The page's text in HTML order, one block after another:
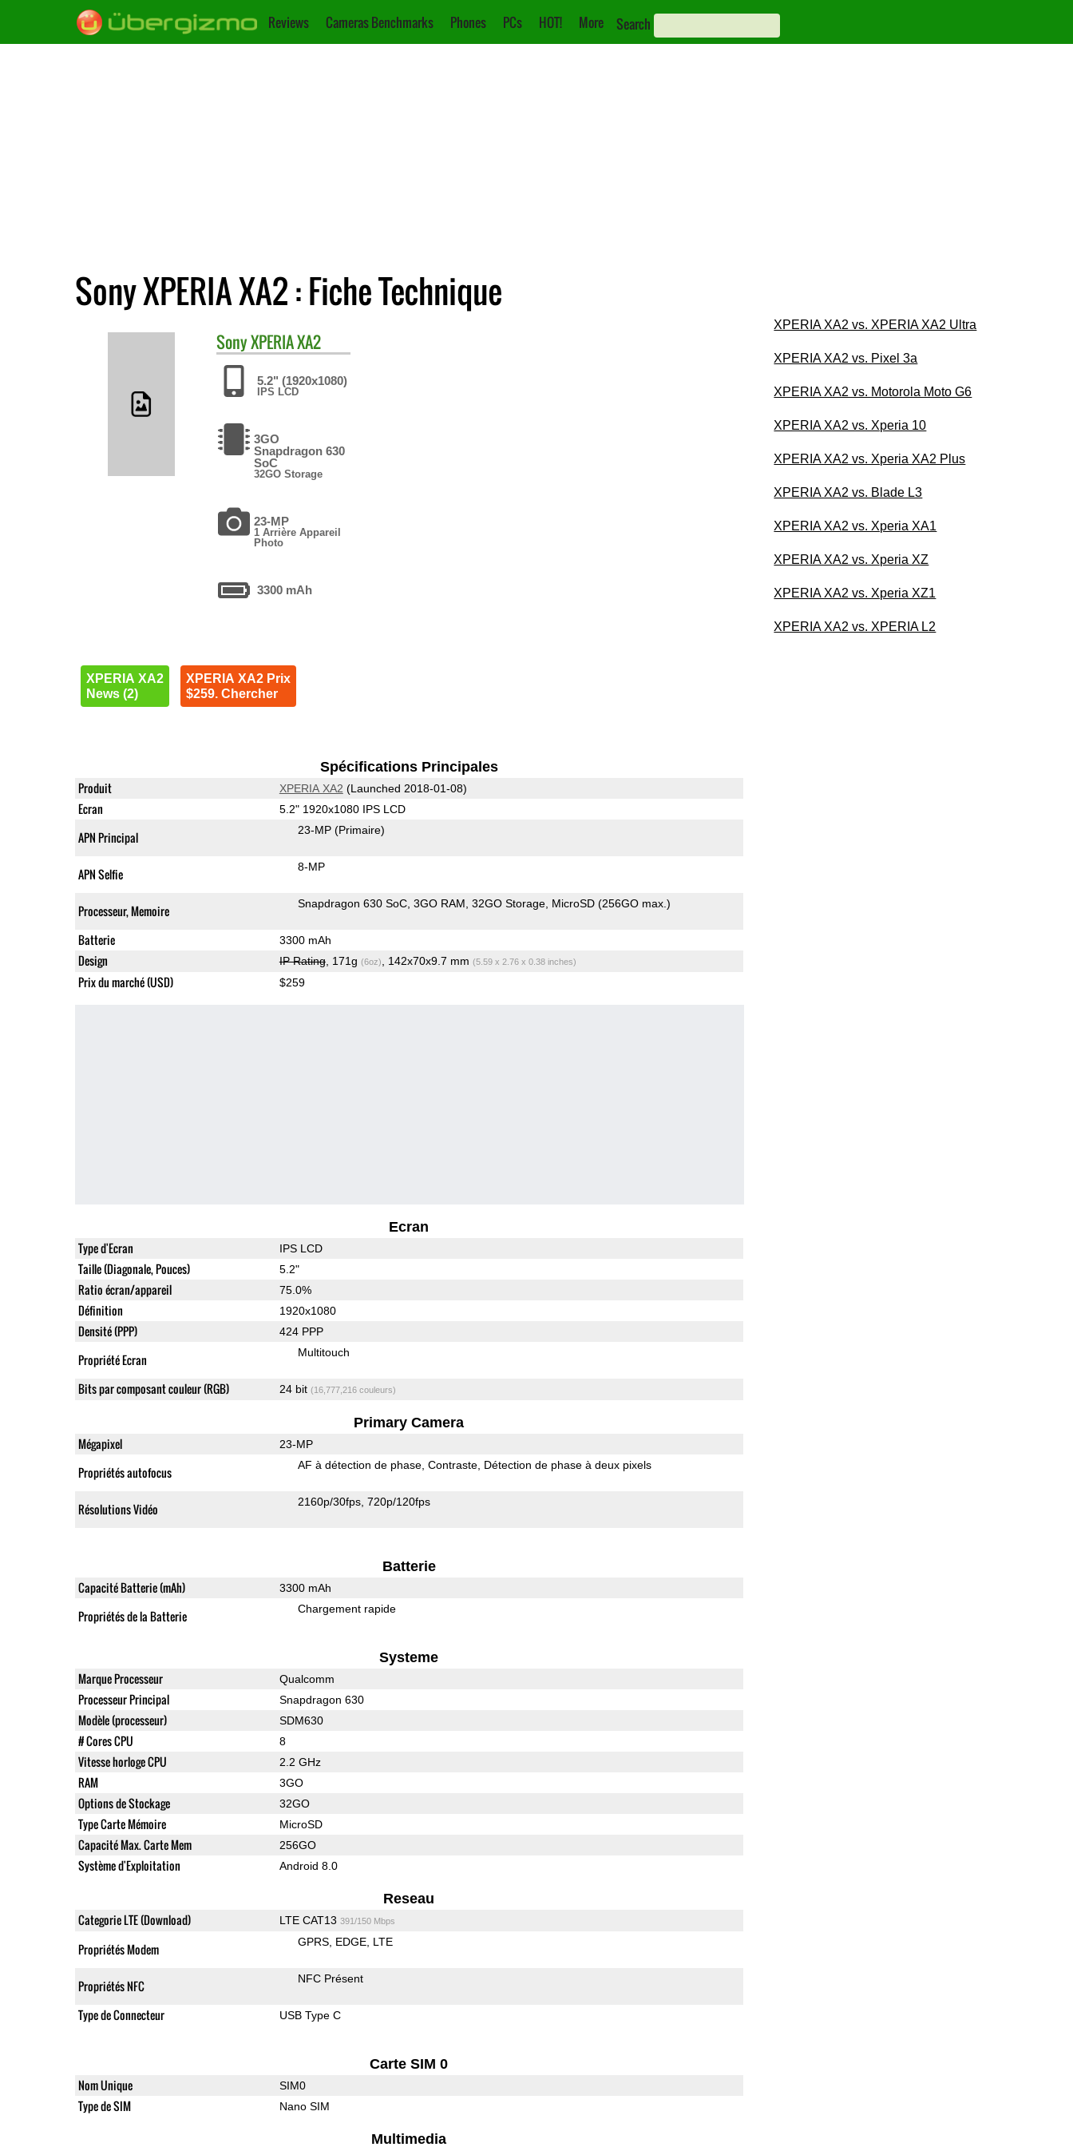
Reviews Cameras Benchmarks Phones PCs HOT! More Search
Sony XPERIA XA2 : Fiche Technique
SonyXPERIA XA2
5.2" (1920x1080)
IPS LCD
3GO
Snapdragon 630
SoC
32GO Storage
23-MP
1 Arrière Appareil
Photo
3300 mAh
XPERIA XA2
News (2)
XPERIA XA2 Prix
$259. Chercher
Spécifications Principales
Produit XPERIA XA2 (Launched 2018-01-08)
Ecran 5.2" 1920x1080 IPS LCD
APN Principal 23-MP (Primaire)
APN Selfie 8-MP
Processeur, Memoire Snapdragon 630 SoC 3GO RAM 32GO Storage MicroSD (256GO max.)
Batterie 3300 mAh
Design IP Rating, 171g (6oz) , 142x70x9.7 mm (5.59 x 2.76 x 0.38 inches)
Prix du marché (USD) $259
Ecran
Type d'Ecran IPS LCD
Taille (Diagonale, Pouces) 5.2"
Ratio écran/appareil 75.0%
Définition 1920x1080
Densité (PPP) 424 PPP
Propriété Ecran Multitouch
Bits par composant couleur (RGB) 24 bit (16,777,216 couleurs)
Primary Camera
Mégapixel 23-MP
Propriétés autofocus AF à détection de phase Contraste Détection de phase à deux pixels
Résolutions Vidéo 2160p/30fps 720p/120fps
Batterie
Capacité Batterie (mAh) 3300 mAh
Propriétés de la Batterie Chargement rapide
Systeme
Marque Processeur Qualcomm
Processeur Principal Snapdragon 630
Modèle (processeur) SDM630
# Cores CPU 8
Vitesse horloge CPU 2.2 GHz
RAM 3GO
Options de Stockage 32GO
Type Carte Mémoire MicroSD
Capacité Max. Carte Mem 256GO
Système d'Exploitation Android 8.0
Reseau
Categorie LTE (Download) LTE CAT13 391/150 Mbps
Propriétés Modem GPRS EDGE LTE
Propriétés NFC NFC Présent
Type de Connecteur USB Type C
Carte SIM 0
Nom Unique SIM0
Type de SIM Nano SIM
Multimedia
XPERIA XA2 vs. XPERIA XA2 Ultra
XPERIA XA2 vs. Pixel 3a
XPERIA XA2 vs. Motorola Moto G6
XPERIA XA2 vs. Xperia 10
XPERIA XA2 vs. Xperia XA2 Plus
XPERIA XA2 vs. Blade L3
XPERIA XA2 vs. Xperia XA1
XPERIA XA2 vs. Xperia XZ
XPERIA XA2 vs. Xperia XZ1
XPERIA XA2 vs. XPERIA L2